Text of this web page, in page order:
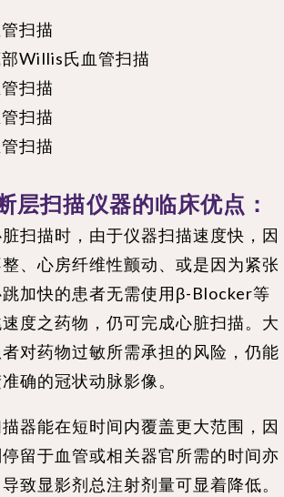
扫描
Willis氏血管扫描
扫描
扫描
扫描
层扫描仪器的临床优点：
扫描时，由于仪器扫描速度快，因
、心房纤维性颤动、或是因为紧张
加快的患者无需使用β-Blocker等
度之药物，仍可完成心脏扫描。大
对药物过敏所需承担的风险，仍能
确的冠状动脉影像。
器能在短时间内覆盖更大范围，因
留于血管或相关器官所需的时间亦
致显影剂总注射剂量可显着降低。